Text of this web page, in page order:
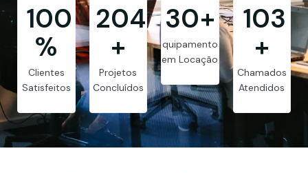
99.8
%
Clientes
Satisfeitos
205
+
Projetos
Concluídos
30+
Equipamentos
em Locação
103
+
Chamados
Atendidos